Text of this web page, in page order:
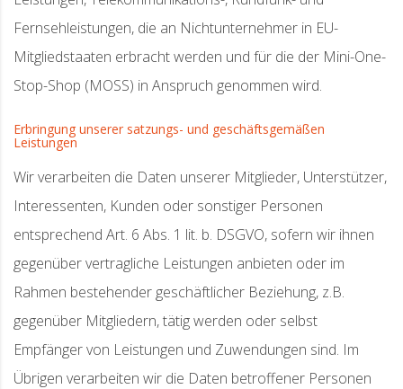
Fernsehleistungen, die an Nichtunternehmer in EU-
Mitgliedstaaten erbracht werden und für die der Mini-One-
Stop-Shop (MOSS) in Anspruch genommen wird.
Erbringung unserer satzungs- und geschäftsgemäßen
Leistungen
Wir verarbeiten die Daten unserer Mitglieder, Unterstützer,
Interessenten, Kunden oder sonstiger Personen
entsprechend Art. 6 Abs. 1 lit. b. DSGVO, sofern wir ihnen
gegenüber vertragliche Leistungen anbieten oder im
Rahmen bestehender geschäftlicher Beziehung, z.B.
gegenüber Mitgliedern, tätig werden oder selbst
Empfänger von Leistungen und Zuwendungen sind. Im
Übrigen verarbeiten wir die Daten betroffener Personen